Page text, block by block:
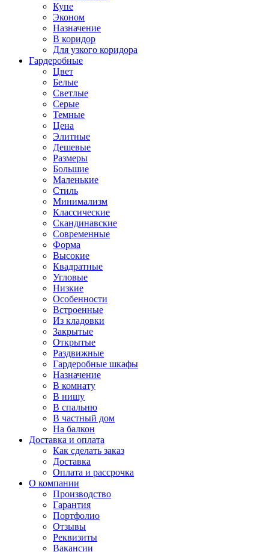
Купе
Эконом
Назначение
В коридор
Для узкого коридора
Гардеробные
Цвет
Белые
Светлые
Серые
Темные
Цена
Элитные
Дешевые
Размеры
Большие
Маленькие
Стиль
Минимализм
Классические
Скандинавские
Современные
Форма
Высокие
Квадратные
Угловые
Низкие
Особенности
Встроенные
Из кладовки
Закрытые
Открытые
Раздвижные
Гардеробные шкафы
Назначение
В комнату
В нишу
В спальню
В частный дом
На балкон
Доставка и оплата
Как сделать заказ
Доставка
Оплата и рассрочка
О компании
Производство
Гарантия
Портфолио
Отзывы
Реквизиты
Вакансии